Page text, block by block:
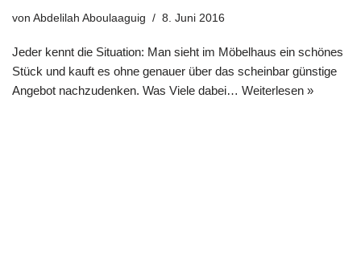
von Abdelilah Aboulaaguig 8. Juni 2016
Jeder kennt die Situation: Man sieht im Möbelhaus ein schönes
Stück und kauft es ohne genauer über das scheinbar günstige
Angebot nachzudenken. Was Viele dabei… Weiterlesen »